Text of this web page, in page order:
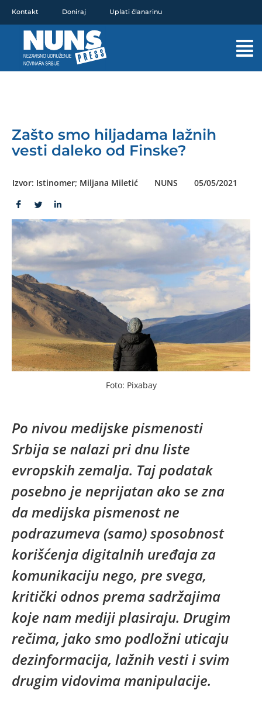
sadržaj
Kontakt Doniraj Uplati članarinu
Zašto smo hiljadama lažnih
vesti daleko od Finske?
Izvor: Istinomer; Miljana Miletić NUNS 05/05/2021
Foto: Pixabay
Po nivou medijske pismenosti
Srbija se nalazi pri dnu liste
evropskih zemalja. Taj podatak
posebno je neprijatan ako se zna
da medijska pismenost ne
podrazumeva (samo) sposobnost
korišćenja digitalnih uređaja za
komunikaciju nego, pre svega,
kritički odnos prema sadržajima
koje nam mediji plasiraju. Drugim
rečima, jako smo podložni uticaju
dezinformacija, lažnih vesti i svim
drugim vidovima manipulacije.